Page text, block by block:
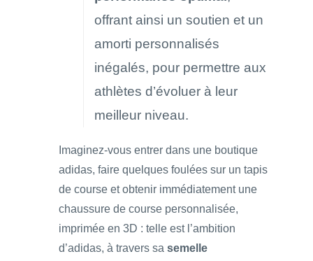
offrant ainsi un soutien et un
amorti personnalisés
inégalés, pour permettre aux
athlètes d’évoluer à leur
meilleur niveau.
Imaginez-vous entrer dans une boutique
adidas, faire quelques foulées sur un tapis
de course et obtenir immédiatement une
chaussure de course personnalisée,
imprimée en 3D : telle est l’ambition
d’adidas, à travers sa semelle